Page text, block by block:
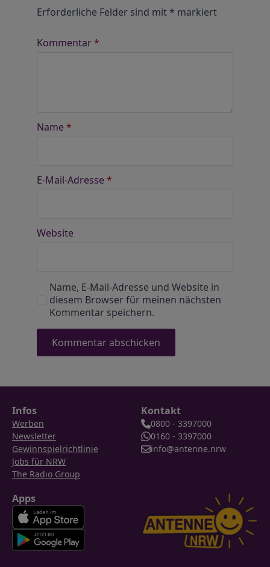
Erforderliche Felder sind mit* markiert
Kommentar*
Name *
E-Mail-Adresse *
Website
Name, E-Mail-Adresse und Website in
diesem Browser für meinen nächsten
Kommentar speichern.
Infos
Werben
Newsletter
Gewinnspielrichtlinie
Jobs für NRW
The Radio Group
Kontakt
0800 - 3397000
0160 - 3397000
info@antenne.nrw
Apps